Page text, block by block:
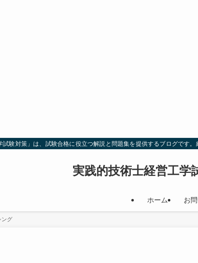
試験対策」は、試験合格に役立つ解説と問題集を提供するブログです
実践的技術士経営工学
ホーム お
ング